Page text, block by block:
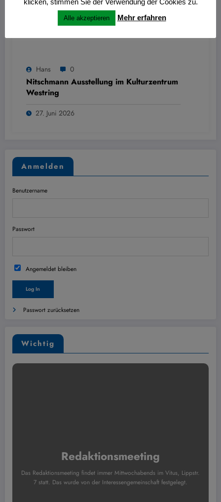
Hans 0
Nitschmann Ausstellung im Kulturzentrum
Westring
27. Juni 2026
Anmelden
Benutzername
Passwort
Angemeldet bleiben
Passwort zurücksetzen
Wichtig
Redaktionsmeeting
Das Redaktionsmeeting findet immer Mittwochabends im Vitus, Lippstr.
7 statt. Das wurde von der Interessengemeinschaft festgelegt.
Alle akzeptieren Mehr erfahren